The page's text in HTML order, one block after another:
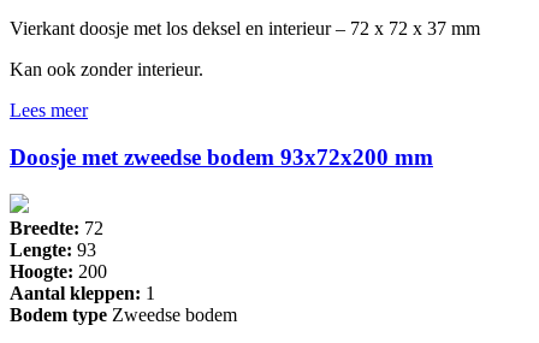
Vierkant doosje met los deksel en interieur – 72 x 72 x 37 mm
Kan ook zonder interieur.
Lees meer
Doosje met zweedse bodem 93x72x200 mm
Breedte: 72
Lengte: 93
Hoogte: 200
Aantal kleppen: 1
Bodem type Zweedse bodem